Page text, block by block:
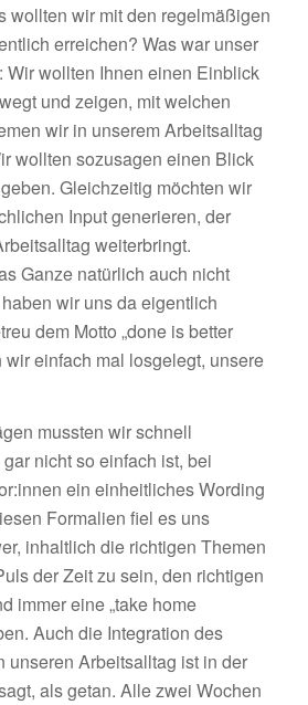
wollten wir mit den regelmäßigen
erreichen? Was war unser
Wir wollten Ihnen einen Einblick
und zeigen, mit welchen
wir in unserem Arbeitsalltag
wollten sozusagen einen Blick
Gleichzeitig möchten wir
Input generieren, der
weiterbringt.
Ganze natürlich auch nicht
wir uns da eigentlich
dem Motto „done is better
wir einfach mal losgelegt, unsere
mussten wir schnell
nicht so einfach ist, bei
ein einheitliches Wording
Formalien fiel es uns
inhaltlich die richtigen Themen
der Zeit zu sein, den richtigen
immer eine „take home
Auch die Integration des
unseren Arbeitsalltag ist in der
als getan. Alle zwei Wochen